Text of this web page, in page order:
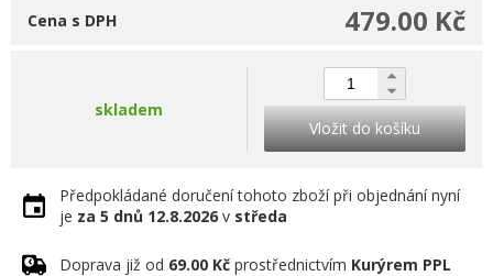
479.00 Kč
Cena s DPH
skladem
Vložit do košíku
Předpokládané doručení tohoto zboží při objednání nyní
je za 5 dnů 12.8.2026 v středa
Doprava již od 69.00 Kč prostřednictvím Kurýrem PPL